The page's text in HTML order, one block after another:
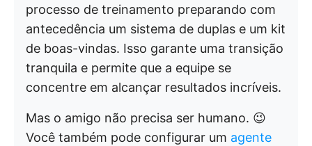
processo de treinamento preparando com
antecedência um sistema de duplas e um kit
de boas-vindas. Isso garante uma transição
tranquila e permite que a equipe se
concentre em alcançar resultados incríveis.
Mas o amigo não precisa ser humano. 😉
Você também pode configurar um agente